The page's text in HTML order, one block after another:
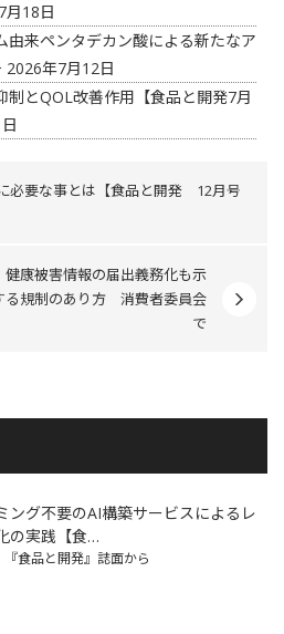
月18日
由来ペンタデカン酸による新たなア
2026年7月12日
制とQOL改善作用【食品と開発7月
必要な事とは【食品と開発 12月号
康被害情報の届出義務化も示
規制のあり方 消費者委員会
で
ング不要のAI構築サービスによるレ
の実践【食…
『食品と開発』誌面から